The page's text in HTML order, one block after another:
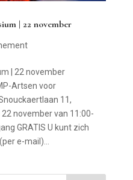
| 22 november
| 22 november
Artsen voor
11,
november van 11:00-
GRATIS U kunt zich
e-mail)...